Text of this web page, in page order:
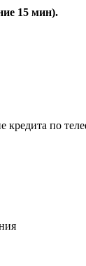
15 мин).
по